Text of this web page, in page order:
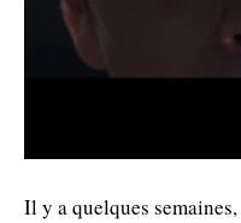
Il y a quelques semaines,